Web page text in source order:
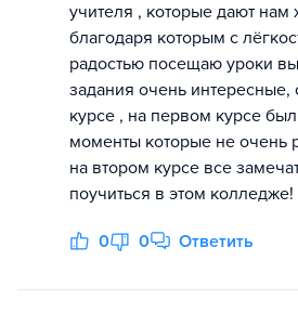
учителя , которые дают
благодаря которым с
радостью посещаю уроки
задания очень интересные,
курсе , на первом курсе
моменты которые не очень
на втором курсе все
поучиться в этом колледже!
0 0 Ответить